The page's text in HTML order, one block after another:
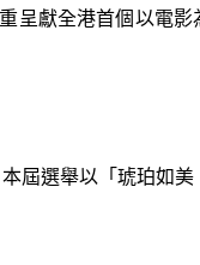
呈獻全港首個以電
屆選舉以「琥珀如